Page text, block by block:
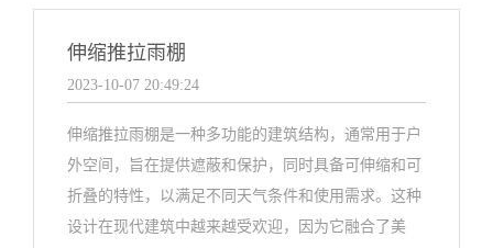
伸缩推拉雨棚
2023-10-07 20:49:24
伸缩推拉雨棚是一种多功能的建筑结构，通常用于户
外空间，旨在提供遮蔽和保护，同时具备可伸缩和可
折叠的特性，以满足不同天气条件和使用需求。这种
设计在现代建筑中越来越受欢迎，因为它融合了美